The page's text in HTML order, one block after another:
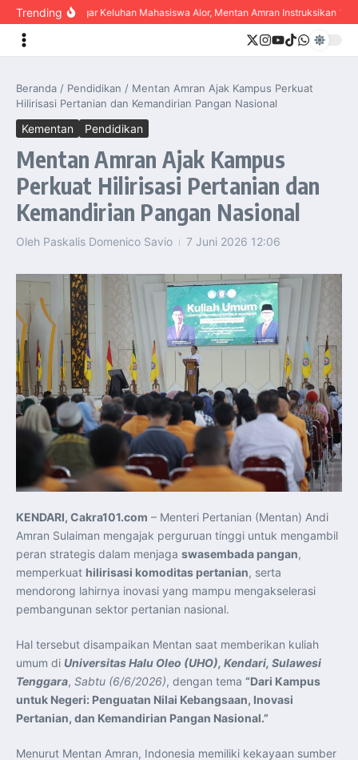
content
TrendingDengar Keluhan Mahasiswa Alor, Mentan Amran Instruksikan
Beranda / Pendidikan / Mentan Amran Ajak Kampus Perkuat
Hilirisasi Pertanian dan Kemandirian Pangan Nasional
Kementan Pendidikan
Mentan Amran Ajak Kampus
Perkuat Hilirisasi Pertanian dan
Kemandirian Pangan Nasional
Oleh Paskalis Domenico Savio 7 Juni 2026 12:06
KENDARI, Cakra101.com – Menteri Pertanian (Mentan) Andi
Amran Sulaiman mengajak perguruan tinggi untuk mengambil
peran strategis dalam menjaga swasembada pangan,
memperkuat hilirisasi komoditas pertanian, serta
mendorong lahirnya inovasi yang mampu mengakselerasi
pembangunan sektor pertanian nasional.
Hal tersebut disampaikan Mentan saat memberikan kuliah
umum di Universitas Halu Oleo (UHO), Kendari, Sulawesi
Tenggara, Sabtu (6/6/2026), dengan tema “Dari Kampus
untuk Negeri: Penguatan Nilai Kebangsaan, Inovasi
Pertanian, dan Kemandirian Pangan Nasional.”
Menurut Mentan Amran, Indonesia memiliki kekayaan sumber